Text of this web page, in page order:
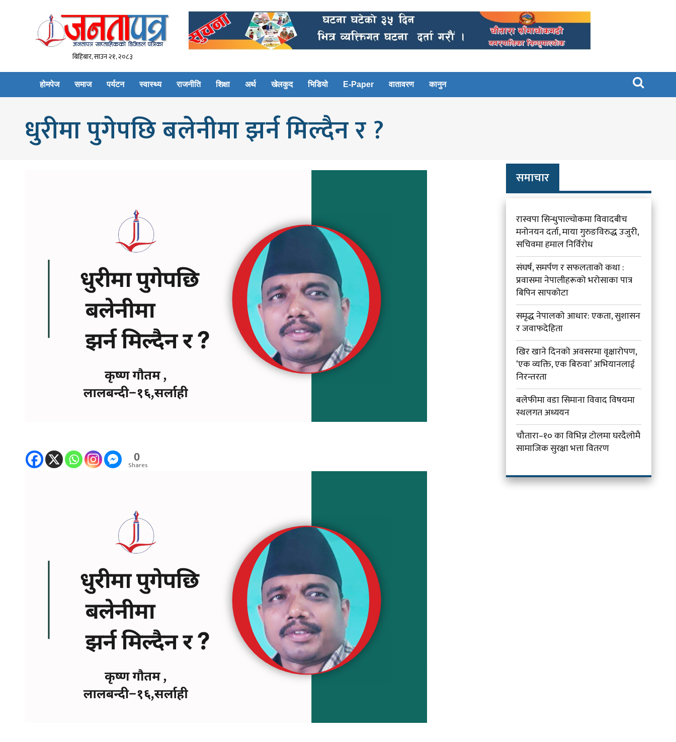
बिहिबार, साउन २१, २०८३
होमपेज समाज पर्यटन स्वास्थ्य राजनीति शिक्षा अर्थ खेलकुद भिडियो E-Paper वातावरण कानुन 
धुरीमा पुगेपछि बलेनीमा झर्न मिल्दैन र ?
0
Shares
समाचार
रास्वपा सिन्धुपाल्चोकमा विवादबीच
मनोनयन दर्ता, माया गुरुङविरुद्ध उजुरी,
सचिवमा हमाल निर्विरोध
संघर्ष, समर्पण र सफलताको कथा :
प्रवासमा नेपालीहरूको भरोसाका पात्र
बिपिन सापकोटा
समृद्ध नेपालको आधार: एकता, सुशासन
र जवाफदेहिता
खिर खाने दिनको अवसरमा वृक्षारोपण,
‘एक व्यक्ति, एक बिरुवा’ अभियानलाई
निरन्तरता
बलेफीमा वडा सिमाना विवाद विषयमा
स्थलगत अध्ययन
चौतारा–१० का विभिन्न टोलमा घरदैलोमै
सामाजिक सुरक्षा भत्ता वितरण